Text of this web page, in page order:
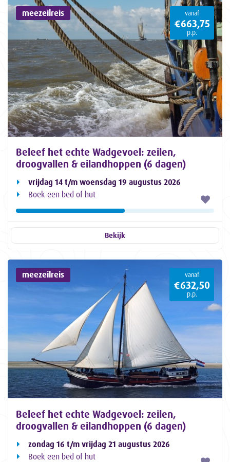
meezeilreis vanaf
€663,75
p.p.
Beleef het echte Wadgevoel: zeilen,
droogvallen & eilandhoppen (6 dagen)
vrijdag 14 t/m woensdag 19 augustus 2026
Boek een bed of hut
Bekijk
meezeilreis vanaf
€632,50
p.p.
Beleef het echte Wadgevoel: zeilen,
droogvallen & eilandhoppen (6 dagen)
zondag 16 t/m vrijdag 21 augustus 2026
Boek een bed of hut